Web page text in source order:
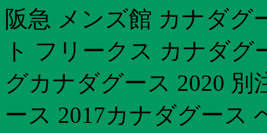
阪急 メンズ館 カナダグ
ト フリークス カナダ
グカナダグース 2020
ース 2017カナダグース